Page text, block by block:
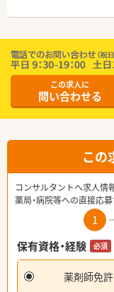
この求人に
問い合わせる
この
コンサルタントへ求人情
薬局・病院等への直接応
1
保有資格・経験
必須
薬剤師免許